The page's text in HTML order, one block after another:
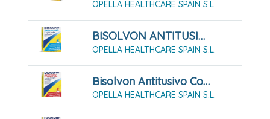
OPELLA HEALTHCARE SPAIN S.L.
BISOLVON ANTITUSIVO 2 MG/ML JARABE 200ML
OPELLA HEALTHCARE SPAIN S.L.
Bisolvon Antitusivo Compositum 3 Mg/ml +1,5 Mg/ Ml Solución Oral, 200 Ml
OPELLA HEALTHCARE SPAIN S.L.